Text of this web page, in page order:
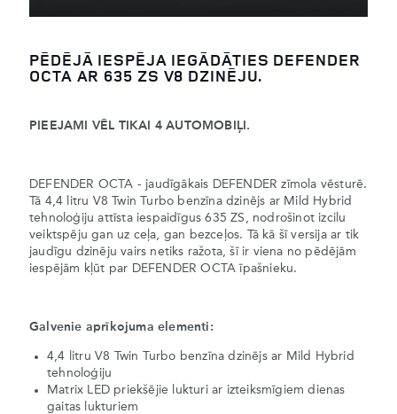
PĒDĒJĀ IESPĒJA IEGĀDĀTIES DEFENDER
OCTA AR 635 ZS V8 DZINĒJU.
PIEEJAMI VĒL TIKAI 4 AUTOMOBIĻI.
DEFENDER OCTA - jaudīgākais DEFENDER zīmola vēsturē.
Tā 4,4 litru V8 Twin Turbo benzīna dzinējs ar Mild Hybrid
tehnoloģiju attīsta iespaidīgus 635 ZS, nodrošinot izcilu
veiktspēju gan uz ceļa, gan bezceļos. Tā kā šī versija ar tik
jaudīgu dzinēju vairs netiks ražota, šī ir viena no pēdējām
iespējām kļūt par DEFENDER OCTA īpašnieku.
Galvenie aprīkojuma elementi:
4,4 litru V8 Twin Turbo benzīna dzinējs ar Mild Hybrid
tehnoloģiju
Matrix LED priekšējie lukturi ar izteiksmīgiem dienas
gaitas lukturiem